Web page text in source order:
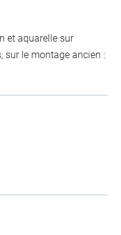
et aquarelle sur
sur le montage ancien :